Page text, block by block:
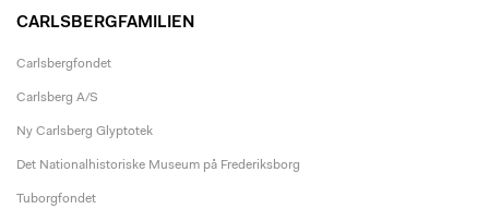
CARLSBERGFAMILIEN
Carlsbergfondet
Carlsberg A/S
Ny Carlsberg Glyptotek
Det Nationalhistoriske Museum på Frederiksborg
Tuborgfondet